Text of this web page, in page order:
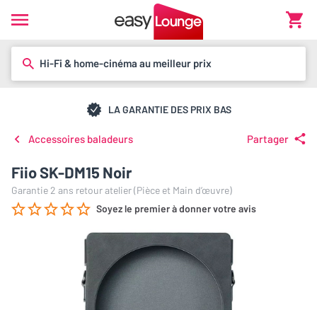
Hi-Fi & home-cinéma au meilleur prix
LA GARANTIE DES PRIX BAS
Accessoires baladeurs Partager
Fiio SK-DM15 Noir
Garantie 2 ans retour atelier (Pièce et Main d’œuvre)
Soyez le premier à donner votre avis